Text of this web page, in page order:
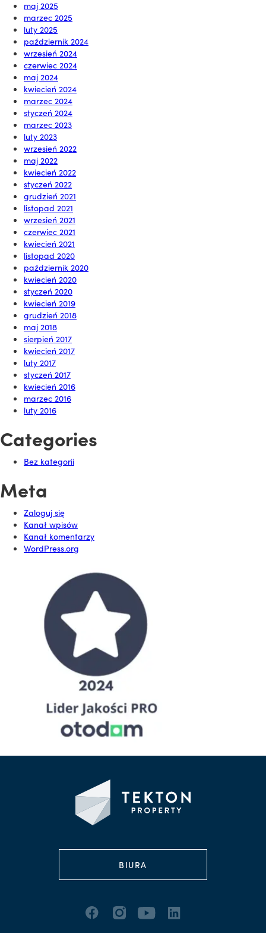
maj 2025
marzec 2025
luty 2025
październik 2024
wrzesień 2024
czerwiec 2024
maj 2024
kwiecień 2024
marzec 2024
styczeń 2024
marzec 2023
luty 2023
wrzesień 2022
maj 2022
kwiecień 2022
styczeń 2022
grudzień 2021
listopad 2021
wrzesień 2021
czerwiec 2021
kwiecień 2021
listopad 2020
październik 2020
kwiecień 2020
styczeń 2020
kwiecień 2019
grudzień 2018
maj 2018
sierpień 2017
kwiecień 2017
luty 2017
styczeń 2017
kwiecień 2016
marzec 2016
luty 2016
Categories
Bez kategorii
Meta
Zaloguj się
Kanał wpisów
Kanał komentarzy
WordPress.org
BIURA